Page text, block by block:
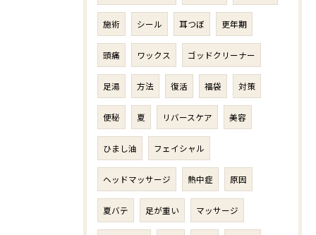
施術 シール 耳つぼ 更年期
頭痛 ワックス ゴッドクリーナー
足湯 方法 復活 福袋 対策
便秘 夏 リバースケア 美容
ひまし油 フェイシャル
ヘッドマッサージ 熱中症 原因
夏バテ 足が重い マッサージ